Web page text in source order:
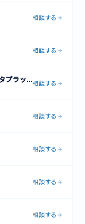
相談する
相談する
estie / estie pro（商業用不動産データプラットフォーム）相談する
相談する
相談する
相談する
相談する